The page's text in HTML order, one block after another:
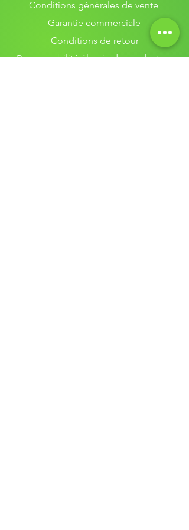
Conditions générales de vente
Garantie commerciale
Conditions de retour
Responsabilité élargie du producteur